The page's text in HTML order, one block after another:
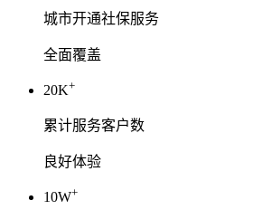
城市开通社保服务
全面覆盖
20K+
累计服务客户数
良好体验
10W+